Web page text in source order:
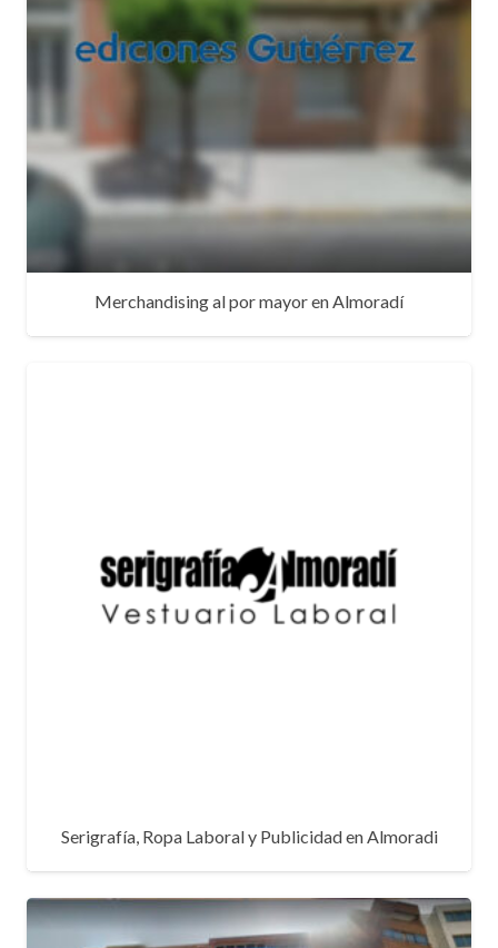
Merchandising al por mayor en Almoradí
Serigrafía, Ropa Laboral y Publicidad en Almoradi